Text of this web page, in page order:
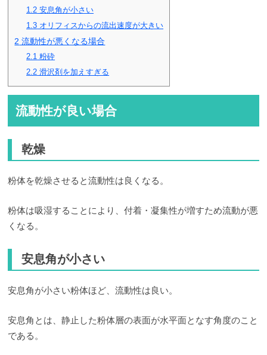
1.2 安息角が小さい
1.3 オリフィスからの流出速度が大きい
2 流動性が悪くなる場合
2.1 粉砕
2.2 滑沢剤を加えすぎる
流動性が良い場合
乾燥
粉体を乾燥させると流動性は良くなる。
粉体は吸湿することにより、付着・凝集性が増すため流動が悪
くなる。
安息角が小さい
安息角が小さい粉体ほど、流動性は良い。
安息角とは、静止した粉体層の表面が水平面となす角度のこと
である。